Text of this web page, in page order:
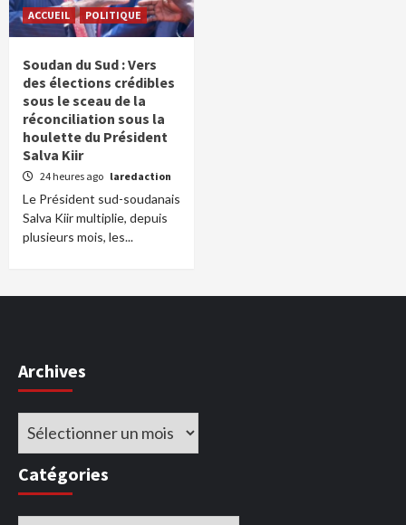
ACCUEIL POLITIQUE
Soudan du Sud : Vers
des élections crédibles
sous le sceau de la
réconciliation sous la
houlette du Président
Salva Kiir
24 heures ago laredaction
Le Président sud-soudanais
Salva Kiir multiplie, depuis
plusieurs mois, les...
Archives
Archives
Catégories